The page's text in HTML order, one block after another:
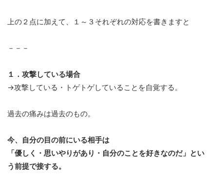
上の２点に加えて、１～３それぞれの対応を書きますと
－－－
１．攻撃している場合
→攻撃している・トゲトゲしていることを自覚する。
過去の痛みは過去のもの。
今、自分の目の前にいる相手は
「優しく・思いやりがあり・自分のことを好きなのだ」とい
う前提で接する。